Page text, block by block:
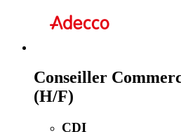
Conseiller
(H/F)
CDI